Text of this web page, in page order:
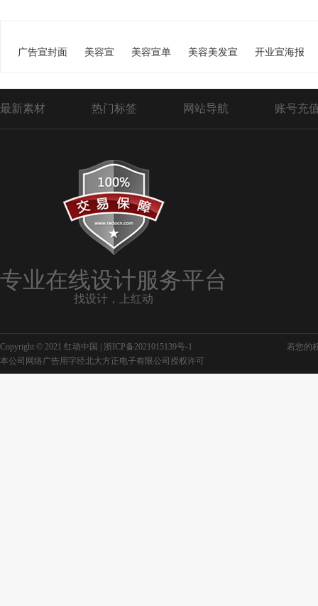
广告宣封面 美容宣 美容宣单 美容美发宣 开业宣海报
最新素材 热门标签 网站导航 账号充
专业在线设计服务平台
找设计，上红动
Copyright © 2021 红动中国 | 浙ICP备2021015139号-1
若您的
本公司网络广告用字经北大方正电子有限公司授权许可